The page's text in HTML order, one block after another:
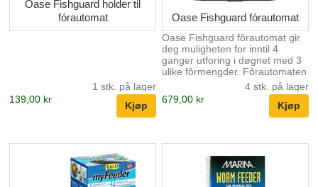
Oase Fishguard holder til
fórautomat
1 stk. på lager
139,00 kr
Oase Fishguard fórautomat
Oase Fishguard fôrautomat gir
deg muligheten for inntil 4
ganger utforing i døgnet med 3
ulike fôrmengder. Fôrautomaten
kan plasseres over tilpasset
åpning i akvarielokket, eller den
kan festes på akvariets kant
med en brakett som kjøpes
Batterier medfølger ikke.
Velegnet for både flakfôr og
4 stk. på lager
679,00 kr